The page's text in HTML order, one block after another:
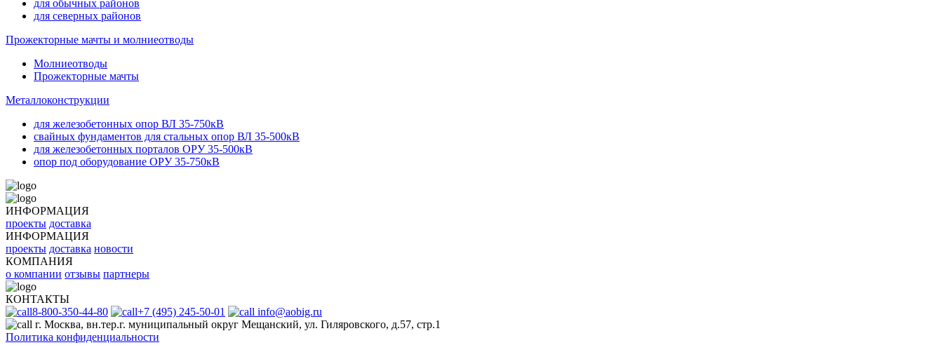
для обычных районов
для северных районов
Прожекторные мачты и молниеотводы
Молниеотводы
Прожекторные мачты
Металлоконструкции
для железобетонных опор ВЛ 35-750кВ
свайных фундаментов для стальных опор ВЛ 35-500кВ
для железобетонных порталов ОРУ 35-500кВ
опор под оборудование ОРУ 35-750кВ
ИНФОРМАЦИЯ
проекты доставка
ИНФОРМАЦИЯ
проекты доставка новости
КОМПАНИЯ
о компании отзывы партнеры
КОНТАКТЫ
8-800-350-44-80
+7 (495) 245-50-01
info@aobig.ru
г. Москва, вн.тер.г. муниципальный округ Мещанский, ул. Гиляровского, д.57, стр.1
Политика конфиденциальности